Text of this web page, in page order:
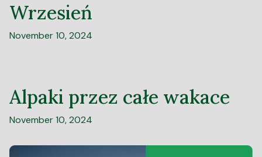
Wrzesień
November 10, 2024
Alpaki przez całe wakace
November 10, 2024